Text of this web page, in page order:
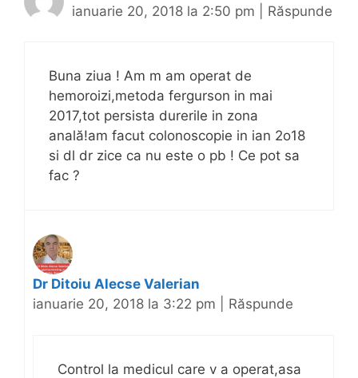
ianuarie 20, 2018 la 2:50 pm
Răspunde
Buna ziua ! Am m am operat de
hemoroizi,metoda fergurson in mai
2017,tot persista durerile in zona
anală!am facut colonoscopie in ian 2o18
si dl dr zice ca nu este o pb ! Ce pot sa
fac ?
Dr Ditoiu Alecse Valerian
ianuarie 20, 2018 la 3:22 pm
Răspunde
Control la medicul care v a operat,asa